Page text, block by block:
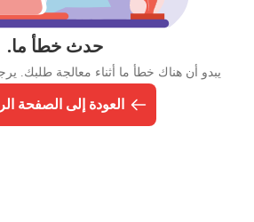
حدث خطأ ما.
يبدو أن هناك خطأ ما أثناء معالجة طلبك.
العودة إلى الصفحة